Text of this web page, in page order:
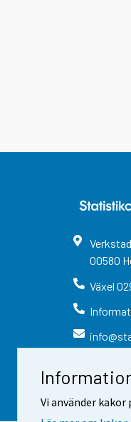
Vi använder
00580
Växel